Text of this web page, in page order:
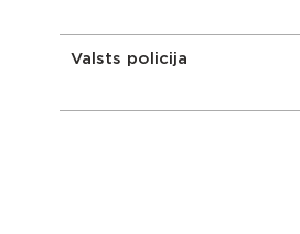
Valsts policija